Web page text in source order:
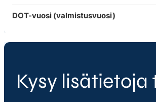
DOT-vuosi (valmistusvuosi)
Kysy